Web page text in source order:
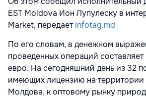
EST Moldova Ион Лупулеску в
Market, передаетinfotag.md
По его словам, в денежном
проведенных операций
евро. На сегодняшний день из 32
имеющих лицензию на территории
Молдова, к оптовому рынку